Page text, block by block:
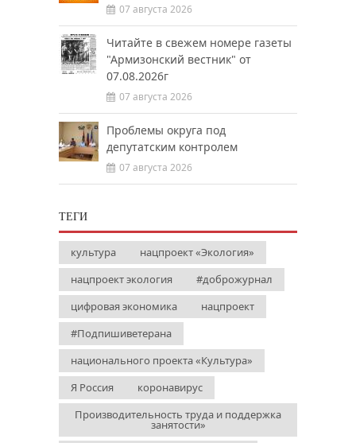
07 августа 2026
Читайте в свежем номере газеты
"Армизонский вестник" от
07.08.2026г
07 августа 2026
Проблемы округа под
депутатским контролем
07 августа 2026
ТЕГИ
культура
нацпроект «Экология»
нацпроект экология
#доброжурнал
цифровая экономика
нацпроект
#Подпишиветерана
национального проекта «Культура»
Я Россия
коронавирус
Производительность труда и поддержка
занятости»